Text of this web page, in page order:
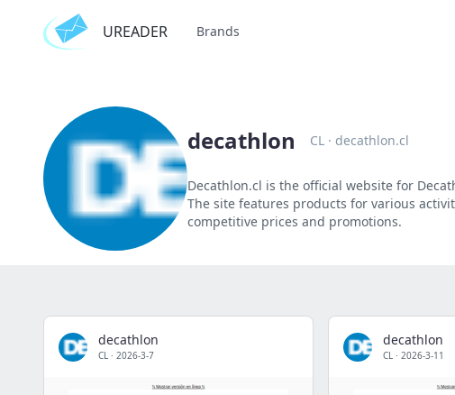
UREADER Brands
decathlon CL · decathlon.cl
Decathlon.cl is the official website for
The site features products for various
competitive prices and promotions.
decathlon
CL · 2026-3-7
decathlon
CL · 2026-3-11